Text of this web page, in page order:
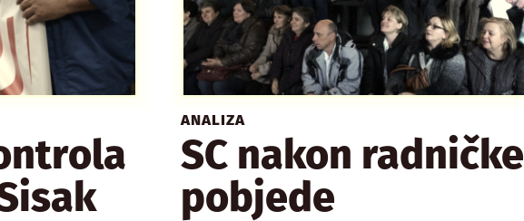
ANALIZA
SC nakon radničke
pobjede